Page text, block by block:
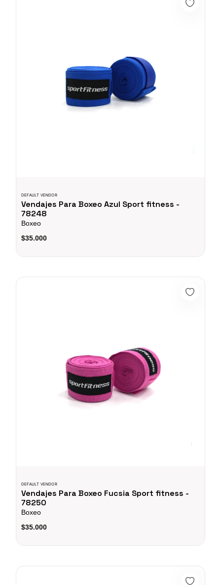
DEFAULT VENDOR
Vendajes Para Boxeo Azul Sport fitness -
78248
Boxeo
$35.000
Vendajes Para Boxeo Fucsia Sport fitness - 78250
DEFAULT VENDOR
Vendajes Para Boxeo Fucsia Sport fitness -
78250
Boxeo
$35.000
Vendajes Para Boxeo Negro - 78249